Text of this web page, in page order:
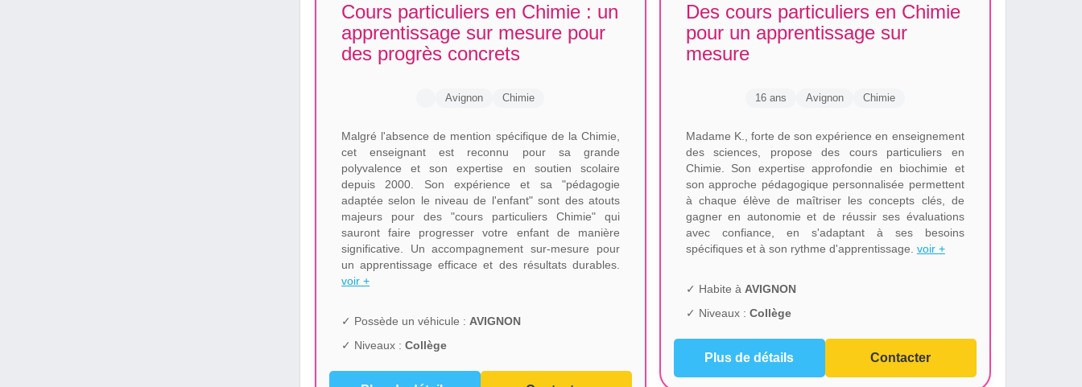
Cours particuliers en Chimie : un
apprentissage sur mesure pour
des progrès concrets
Avignon Chimie
Malgré l'absence de mention spécifique de la Chimie,
cet enseignant est reconnu pour sa grande
polyvalence et son expertise en soutien scolaire
depuis 2000. Son expérience et sa "pédagogie
adaptée selon le niveau de l'enfant" sont des atouts
majeurs pour des "cours particuliers Chimie" qui
sauront faire progresser votre enfant de manière
significative. Un accompagnement sur-mesure pour
un apprentissage efficace et des résultats durables.
voir +
✓ Possède un véhicule : AVIGNON
✓ Niveaux :Collège
Des cours particuliers en Chimie
pour un apprentissage sur
mesure
16 ans Avignon Chimie
Madame K., forte de son expérience en enseignement
des sciences, propose des cours particuliers en
Chimie. Son expertise approfondie en biochimie et
son approche pédagogique personnalisée permettent
à chaque élève de maîtriser les concepts clés, de
gagner en autonomie et de réussir ses évaluations
avec confiance, en s'adaptant à ses besoins
spécifiques et à son rythme d'apprentissage. voir +
✓ Habite à AVIGNON
✓ Niveaux : Collège
Plus de détails Contacter